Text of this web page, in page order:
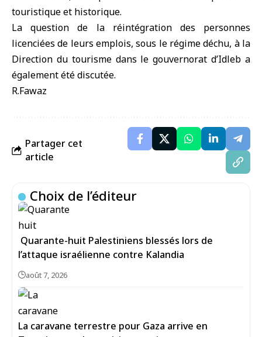
touristique et historique.
La question de la réintégration des personnes
licenciées de leurs emplois, sous le régime déchu, à la
Direction du tourisme dans le gouvernorat d’Idleb a
également été discutée.
R.Fawaz
Partager cet
article
Choix de l’éditeur
Quarante-huit Palestiniens blessés lors de
l’attaque israélienne contre Kalandia
août 7, 2026
La caravane terrestre pour Gaza arrive en